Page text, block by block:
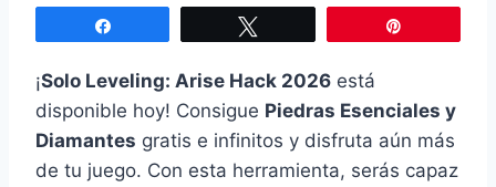
¡Solo Leveling: Arise Hack 2026 está
disponible hoy! Consigue Piedras Esenciales y
Diamantes gratis e infinitos y disfruta aún más
de tu juego. Con esta herramienta, serás capaz